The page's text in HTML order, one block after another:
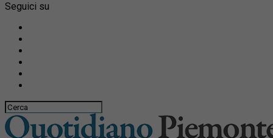
Seguici su